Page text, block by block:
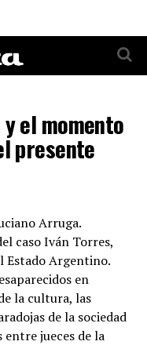
el momento
presente
Arruga.
caso Iván Torres,
Estado Argentino.
en
la cultura, las
de la sociedad
jueces de la